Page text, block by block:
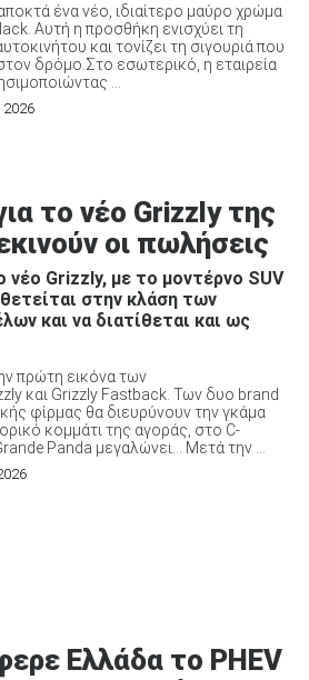
ένα νέο, ιδιαίτερο μαύρο χρώμα
Αυτή η προσθήκη ενισχύει τη
και τονίζει τη σιγουριά που
δρόμο.Στο εσωτερικό, η εταιρεία
...
2026
το νέο Grizzly της
οι πωλήσεις
Grizzly, με το μοντέρνο SUV
στην κλάση των
και να διατίθεται και ως
πρώτη εικόνα των
και Grizzly Fastback. Των δυο brand
φίρμας θα διευρύνουν την γκάμα
κομμάτι της αγοράς, στο C-
Panda μεγαλώνει… Μετά την ...
Ελλάδα το PHEV